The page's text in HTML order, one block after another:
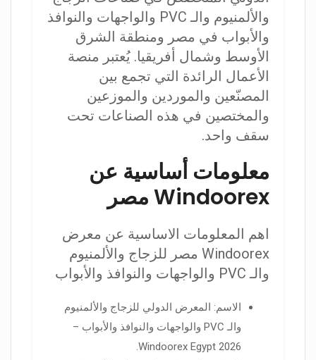
والألمنيوم والـ PVC والواجهات والنوافذ
والأبواب في مصر ومنطقة الشرق
الأوسط وشمال أفريقيا. يُعتبر منصة
الأعمال الرائدة التي تجمع بين
المصنّعين والموردين والموزعين
والمختصين في هذه الصناعات تحت
سقف واحد.
معلومات أساسية عن
Windoorex مصر
اهم المعلومات الاساسية عن معرض
Windoorex مصر للزجاج والألمنيوم
والـ PVC والواجهات والنوافذ والأبواب
الاسم: المعرض الدولي للزجاج والألمنيوم
والـ PVC والواجهات والنوافذ والأبواب –
Windoorex Egypt 2026.